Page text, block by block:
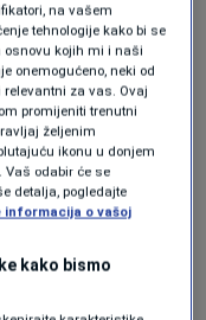
je
u Milano i
ne zanimaju.
izdvoji
da će dio tog
ranijeg
poznat –
na vašem
tehnologije kako bi se
kojih mi i naši
onemogućeno, neki od
za vas. Ovaj
promijeniti trenutni
željenim
ikonu u donjem
Vaš odabir će se
detalja, pogledajte
informacija o vašoj
kako bismo